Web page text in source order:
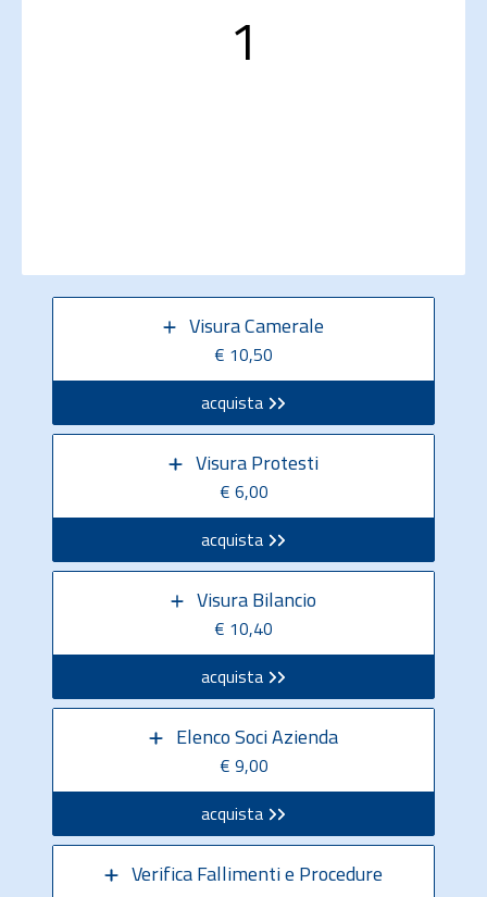
1
Visura Camerale
€ 10,50
acquista
Visura Protesti
€ 6,00
acquista
Visura Bilancio
€ 10,40
acquista
Elenco Soci Azienda
€ 9,00
acquista
Verifica Fallimenti e Procedure